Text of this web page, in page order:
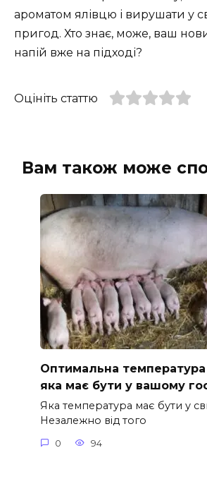
ароматом ялівцю і вирушати у
пригод. Хто знає, може, ваш
напій вже на підході?
Оцініть статтю
Вам також може
Оптимальна температура
яка має бути у вашому
Яка температура має бути у
Незалежно від того
0 94